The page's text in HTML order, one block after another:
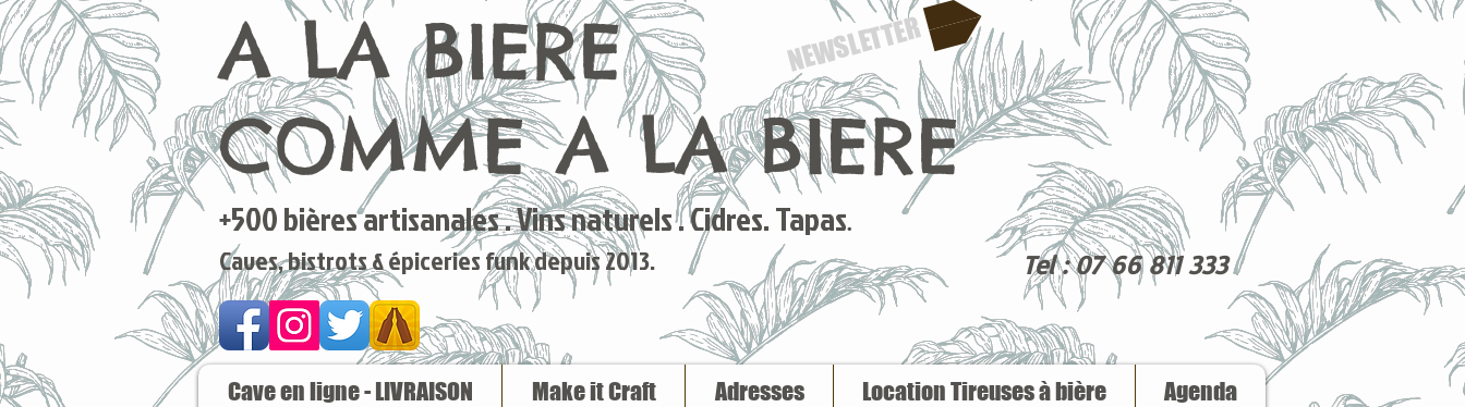
+500 bières artisanales . Vins naturels . Cidres. Tapas.
Caves, bistrots & épiceries funk depuis 2013.
A LA BIERE
COMME A LA BIERE
NEWSLETTER
Tel : 07 66 811 333
Cave en ligne - LIVRAISON Make it Craft Adresses Location Tireuses à bière Agenda